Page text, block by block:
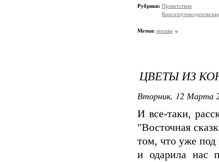
Рубрики: Приветствия
Книги/путеводители/
Метки: москва
ЦВЕТЫ ИЗ
Вторник, 12 Марта
И все-таки,
"Восточная
том, что уже
и одарила нас